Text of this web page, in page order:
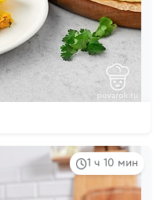
1 ч 10 мин